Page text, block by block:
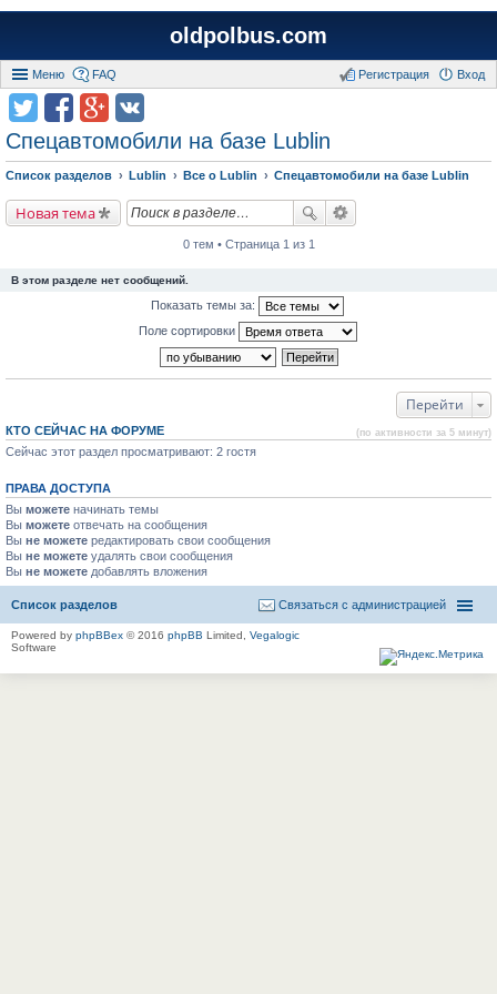
oldpolbus.com
Меню FAQ Вход
Регистрация
Спецавтомобили на базе Lublin
Список разделов Lublin Все о Lublin Спецавтомобили на базе Lublin
Новая тема
0 тем • Страница 1 из 1
В этом разделе нет сообщений.
Показать темы за:
Поле сортировки
Перейти
КТО СЕЙЧАС НА ФОРУМЕ (по активности за 5 минут)
Сейчас этот раздел просматривают: 2 гостя
ПРАВА ДОСТУПА
Вы можете начинать темы
Вы можете отвечать на сообщения
Вы не можете редактировать свои сообщения
Вы не можете удалять свои сообщения
Вы не можете добавлять вложения
Список разделов Связаться с администрацией
Powered by phpBBex © 2016 phpBB Limited, Vegalogic
Software